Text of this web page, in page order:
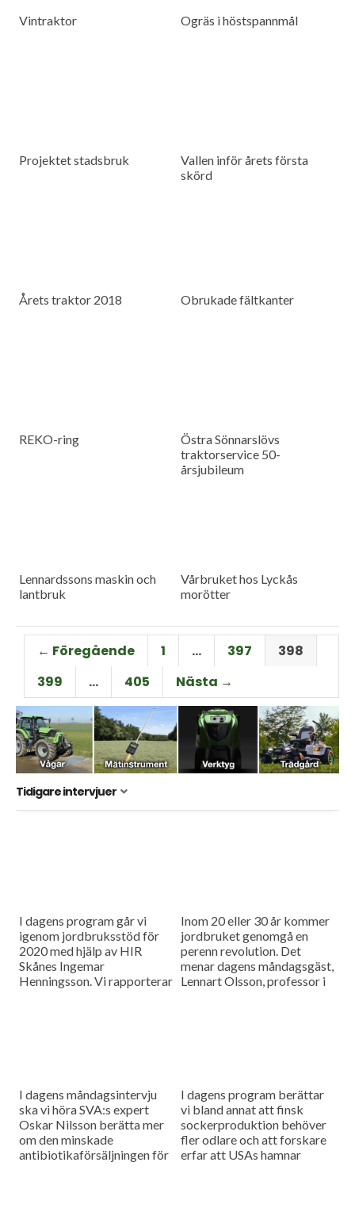
Vintraktor Ogräs i höstspannmål
Projektet stadsbruk
Vallen inför årets första
skörd
Årets traktor 2018 Obrukade fältkanter
REKO-ring
Östra Sönnarslövs
traktorservice 50-
årsjubileum
Lennardssons maskin och
lantbruk
Vårbruket hos Lyckås
morötter
← Föregående 1 … 397
398
399
… 405 Nästa →
Tidigare intervjuer
I dagens program går vi
igenom jordbruksstöd för
2020 med hjälp av HIR
Skånes Ingemar
Henningsson. Vi rapporterar
Inom 20 eller 30 år kommer
jordbruket genomgå en
perenn revolution. Det
menar dagens måndagsgäst,
Lennart Olsson, professor i
I dagens måndagsintervju
ska vi höra SVA:s expert
Oskar Nilsson berätta mer
om den minskade
antibiotikaförsäljningen för
I dagens program berättar
vi bland annat att finsk
sockerproduktion behöver
fler odlare och att forskare
erfar att USAs hamnar